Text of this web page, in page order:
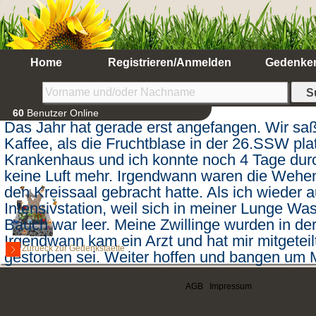
Home Registrieren/Anmelden
60 Benutzer Online
Das Jahr hat gerade erst angefangen. Wir
Kaffee, als die Fruchtblase in der 26.SSW
Krankenhaus und ich konnte noch 4 Tage
keine Luft mehr. Irgendwann waren die
den Kreissaal gebracht hatte. Als ich wieder
Intensivstation, weil sich in meiner Lunge
Bauch war leer. Meine Zwillinge wurden in
Irgendwann kam ein Arzt und hat mir
gestorben sei. Weiter hoffen und bangen um
auch hier leider am nächsten Abend die
unglaubliche Ruhe war in dem Raum zu
Zurueck zur Gedenkstaette
AGB Impressum